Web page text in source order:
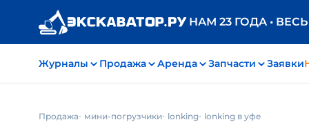
НАМ 23 ГОДА •
Журналы Продажа Аренда Запчасти Заявки
Продажа мини-погрузчики lonking lonking в уфе